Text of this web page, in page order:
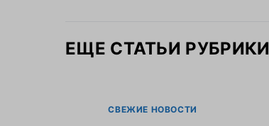
ЕЩЕ СТАТЬИ РУБРИКИ
СВЕЖИЕ НОВОСТИ